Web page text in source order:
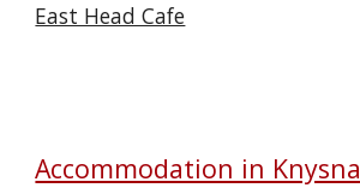
East Head Cafe
Accommodation in Knysna